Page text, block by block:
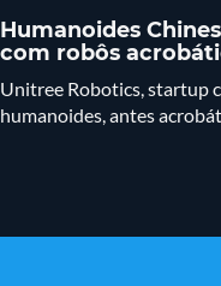
Humanoides
com robôs
Unitree Robotics, startup
humanoides, antes